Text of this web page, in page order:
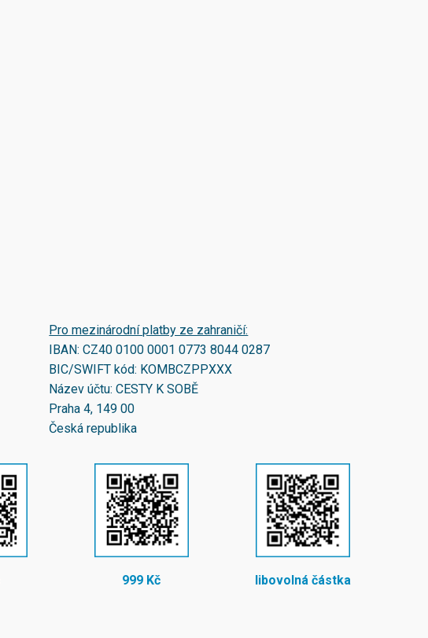
Pro mezinárodní platby ze zahraničí:
IBAN:CZ40 0100 0001 0773 8044 0287
BIC/SWIFT kód: KOMBCZPPXXX
Název účtu: CESTY K SOBĚ
Praha 4, 149 00
Česká republika
999 Kč libovolná částka